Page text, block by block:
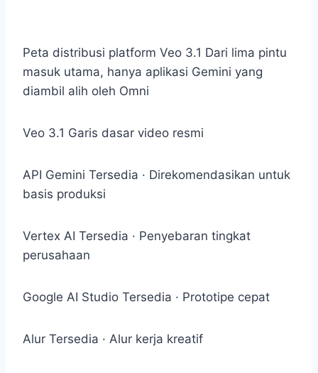
Peta distribusi platform Veo 3.1 Dari lima pintu
masuk utama, hanya aplikasi Gemini yang
diambil alih oleh Omni
Veo 3.1 Garis dasar video resmi
API Gemini Tersedia · Direkomendasikan untuk
basis produksi
Vertex AI Tersedia · Penyebaran tingkat
perusahaan
Google AI Studio Tersedia · Prototipe cepat
Alur Tersedia · Alur kerja kreatif